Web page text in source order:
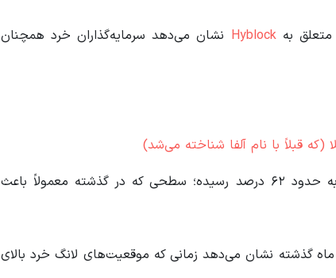
Hyblock نشان می‌دهد سرمایه‌گذاران خرد همچنان
قبلاً با نام آلفا شناخته می‌شد)
«میزان موقعیت‌های لانگ معامله‌گران خرد اکنون به حدود ۶۲ درصد رسیده؛ سطحی که در گذشته معمولاً باعث
۱۵ دقیقه‌ای طی سه ماه گذشته نشان می‌دهد زمانی که موقعیت‌های لانگ خرد بالای